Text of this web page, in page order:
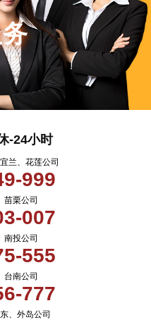
-24小时
兰、花莲公司
999
苗栗公司
007
南投公司
555
台南公司
777
、外岛公司